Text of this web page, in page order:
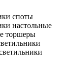
споты
настольные
торшеры